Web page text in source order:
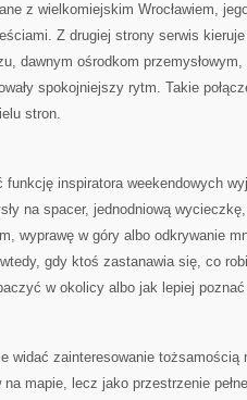
z wielkomiejskim Wrocławiem,
Z drugiej strony serwis kieruje
dawnym ośrodkom
spokojniejszy rytm. Takie
stron.
funkcję inspiratora weekendowych
na spacer, jednodniową
wyprawę w góry albo odkrywanie
gdy ktoś zastanawia się, co
w okolicy albo jak lepiej
widać zainteresowanie tożsamością
mapie, lecz jako przestrzenie